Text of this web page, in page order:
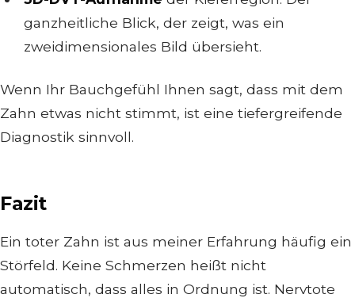
ganzheitliche Blick, der zeigt, was ein
zweidimensionales Bild übersieht.
Wenn Ihr Bauchgefühl Ihnen sagt, dass mit dem
Zahn etwas nicht stimmt, ist eine tiefergreifende
Diagnostik sinnvoll.
Fazit
Ein toter Zahn ist aus meiner Erfahrung häufig ein
Störfeld. Keine Schmerzen heißt nicht
automatisch, dass alles in Ordnung ist. Nervtote